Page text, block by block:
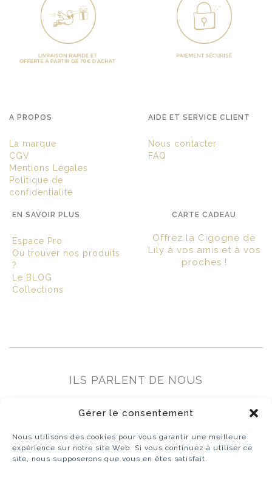
Gérer le consentement
Nous utilisons des cookies pour vous garantir une meilleure
expérience sur notre site Web. Si vous continuez à utiliser ce
site, nous supposerons que vous en êtes satisfait.
A PROPOS
La marque
CGV
Mentions Légales
Politique de
confidentialité
AIDE ET SERVICE CLIENT
Nous contacter
FAQ
EN SAVOIR PLUS
Espace Pro
Où trouver nos produits
?
Le BLOG
Collections
CARTE CADEAU
Offrez la Cigogne de
Lily à vos amis et à vos
proches !
ILS PARLENT DE NOUS